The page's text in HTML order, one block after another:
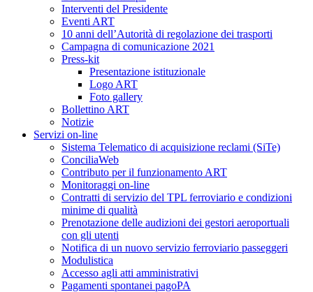
Interventi del Presidente
Eventi ART
10 anni dell’Autorità di regolazione dei trasporti
Campagna di comunicazione 2021
Press-kit
Presentazione istituzionale
Logo ART
Foto gallery
Bollettino ART
Notizie
Servizi on-line
Sistema Telematico di acquisizione reclami (SiTe)
ConciliaWeb
Contributo per il funzionamento ART
Monitoraggi on-line
Contratti di servizio del TPL ferroviario e condizioni
minime di qualità
Prenotazione delle audizioni dei gestori aeroportuali
con gli utenti
Notifica di un nuovo servizio ferroviario passeggeri
Modulistica
Accesso agli atti amministrativi
Pagamenti spontanei pagoPA